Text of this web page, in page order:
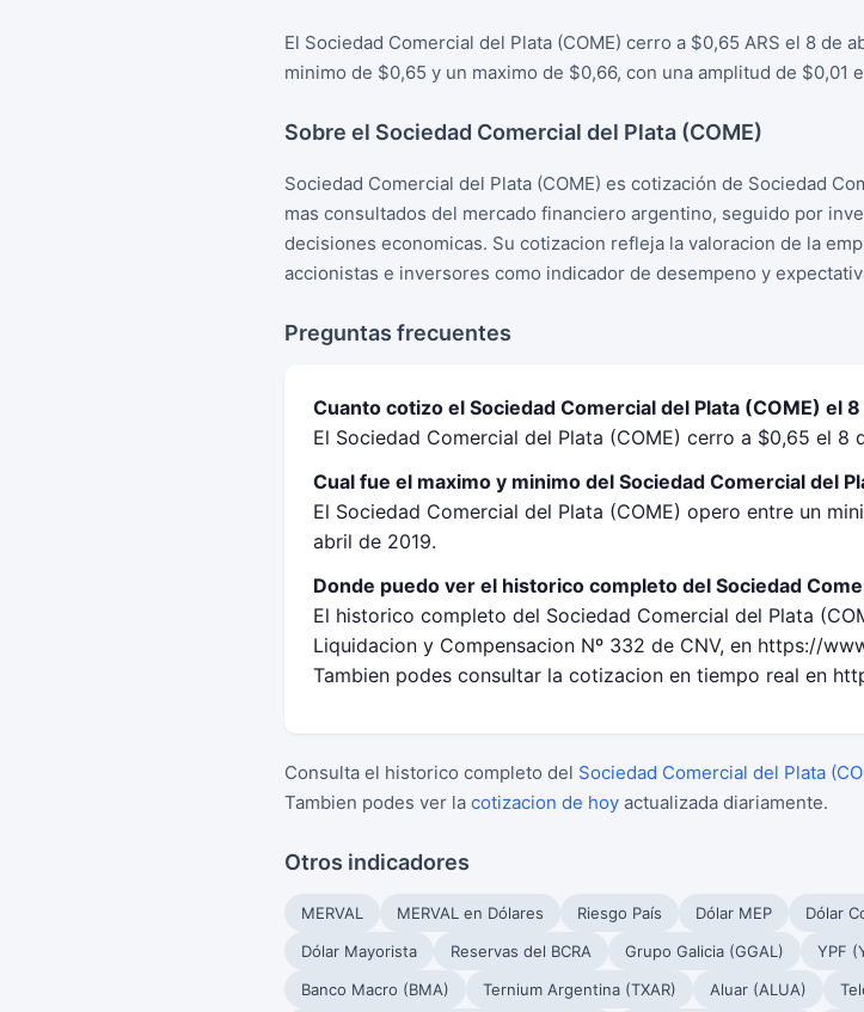
El Sociedad Comercial del Plata (COME) cerro a $0,65 ARS el 8 de
minimo de $0,65 y un maximo de $0,66, con una amplitud de $0,01
Sobre el Sociedad Comercial del Plata (COME)
Sociedad Comercial del Plata (COME) es cotización de Sociedad
mas consultados del mercado financiero argentino, seguido por
decisiones economicas. Su cotizacion refleja la valoracion de la
accionistas e inversores como indicador de desempeno y
Preguntas frecuentes
Cuanto cotizo el Sociedad Comercial del Plata (COME) el
El Sociedad Comercial del Plata (COME) cerro a $0,65 el 8
Cual fue el maximo y minimo del Sociedad Comercial del
El Sociedad Comercial del Plata (COME) opero entre un
abril de 2019.
Donde puedo ver el historico completo del Sociedad
El historico completo del Sociedad Comercial del Plata
Liquidacion y Compensacion Nº 332 de CNV, en https://
Tambien podes consultar la cotizacion en tiempo real en
Consulta el historico completo del Sociedad Comercial del Plata
Tambien podes ver la cotizacion de hoy actualizada diariamente.
Otros indicadores
MERVAL MERVAL en Dólares Riesgo País Dólar MEP Dólar
Dólar Mayorista
Reservas del BCRA Grupo Galicia (GGAL) YPF
Banco Macro (BMA)
Ternium Argentina (TXAR) Aluar (ALUA)